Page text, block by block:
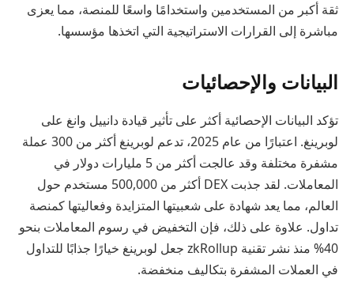
ثقة أكبر من المستخدمين واستخدامًا واسعًا للمنصة، مما يعزى
مباشرة إلى القرارات الاستراتيجية التي اتخذها مؤسسها.
البيانات والإحصائيات
تؤكد البيانات الإحصائية أكثر على تأثير قيادة دانييل وانغ على
لوبرينغ. اعتبارًا من عام 2025، تدعم لوبرينغ أكثر من 300 عملة
مشفرة مختلفة وقد عالجت أكثر من 5 مليارات دولار في
المعاملات. لقد جذبت DEX أكثر من 500,000 مستخدم حول
العالم، مما يعد شهادة على شعبيتها المتزايدة وفعاليتها كمنصة
تداول. علاوة على ذلك، فإن التخفيض في رسوم المعاملات بنحو
40% منذ نشر تقنية zkRollup جعل لوبرينغ خيارًا جذابًا للتداول
في العملات المشفرة بتكاليف منخفضة.